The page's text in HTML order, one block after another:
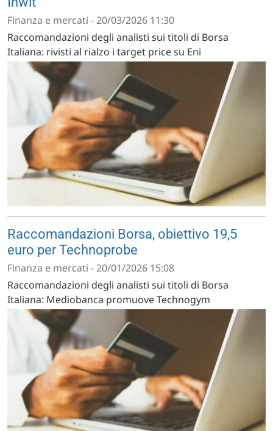
Finanza e mercati - 20/03/2026 11:30
Raccomandazioni degli analisti sui titoli di Borsa
Italiana: rivisti al rialzo i target price su Eni
Raccomandazioni Borsa, obiettivo 19,5
euro per Technoprobe
Finanza e mercati - 20/01/2026 15:08
Raccomandazioni degli analisti sui titoli di Borsa
Italiana: Mediobanca promuove Technogym